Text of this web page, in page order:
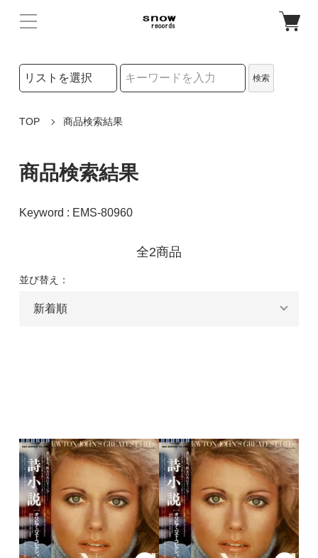
検索リストの選択
検索
TOP 商品検索結果
商品検索結果
Keyword : EMS-80960
全2商品
並び替え：